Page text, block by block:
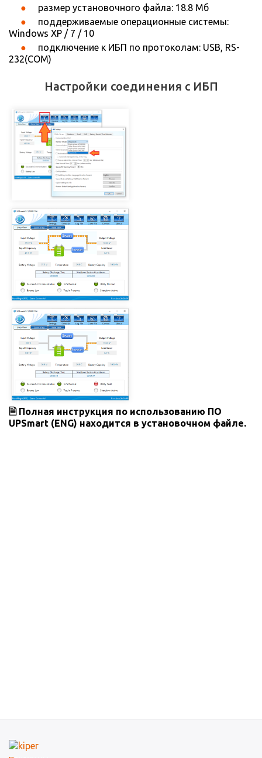
размер установочного файла: 18.8 Мб
поддерживаемые операционные системы:
Windows XP / 7 / 10
подключение к ИБП по протоколам: USB, RS-
232(COM)
Настройки соединения с ИБП
🗎 Полная инструкция по использованию ПО
UPSmart (ENG) находится в установочном файле.